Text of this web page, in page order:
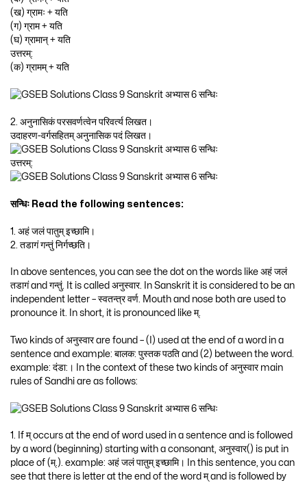
(ख) ग्रामः + यति
(ग) ग्राम + यति
(घ) ग्रामान् + यति
उत्तरम्:
(क) ग्रामम् + यति
2. अनुनासिकं परसवर्णत्वेन परिवर्त्य लिखत।
उदाहरण-वर्गसहितम् अनुनासिक पदं लिखत।
उत्तरम्:
सन्धिः Read the following sentences:
1. अहं जलं पातुम् इच्छामि।
2. तडागं गन्तुं निर्गच्छति।
In above sentences, you can see the dot on the words like अहं जलं
तडागं and गन्तुं. It is called अनुस्वार. In Sanskrit it is considered to be an
independent letter – स्वतन्त्र वर्ण. Mouth and nose both are used to
pronounce it. In short, it is pronounced like म्.
Two kinds of अनुस्वार are found – (I) used at the end of a word in a
sentence and example: बालक: पुस्तक पठति and (2) between the word.
example: दंडा:। In the context of these two kinds of अनुस्वार main
rules of Sandhi are as follows:
1. If म् occurs at the end of word used in a sentence and is followed
by a word (beginning) starting with a consonant, अनुस्वार() is put in
place of (म्.). example: अहं जलं पातुम् इच्छामि। In this sentence, you can
see that there is letter at the end of the word म् and is followed by